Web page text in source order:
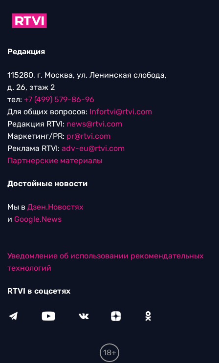
Редакция
115280, г. Москва, ул. Ленинская слобода,
д. 26, этаж 2
тел: +7 (499) 579-86-96
Для общих вопросов: Infortvi@rtvi.com
Редакция RTVI: news@rtvi.com
Маркетинг/PR: pr@rtvi.com
Реклама RTVI: adv-eu@rtvi.com
Партнерские материалы
Достойные новости
Мы в Дзен.Новостях
и Google.News
Уведомление об использовании рекомендательных
технологий
RTVI в соцсетях
18+